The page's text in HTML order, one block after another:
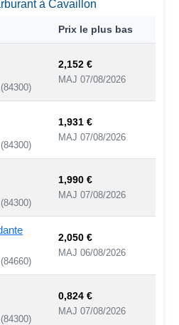
à Cavaillon
Prix le plus bas
2,152 €
MAJ 07/08/2026
1,931 €
MAJ 07/08/2026
1,990 €
MAJ 07/08/2026
(84660)
2,050 €
MAJ 06/08/2026
0,824 €
MAJ 07/08/2026